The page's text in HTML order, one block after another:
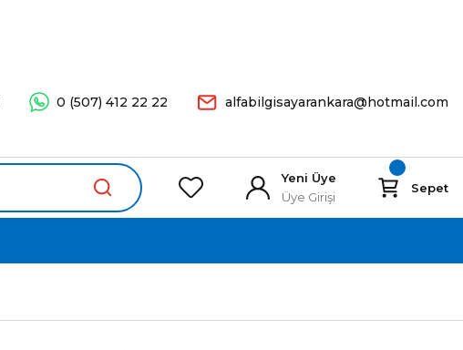
0 (507) 412 22 22 alfabilgisayarankara@hotmail.com
Yeni Üye
Üye Girişi
Sepet